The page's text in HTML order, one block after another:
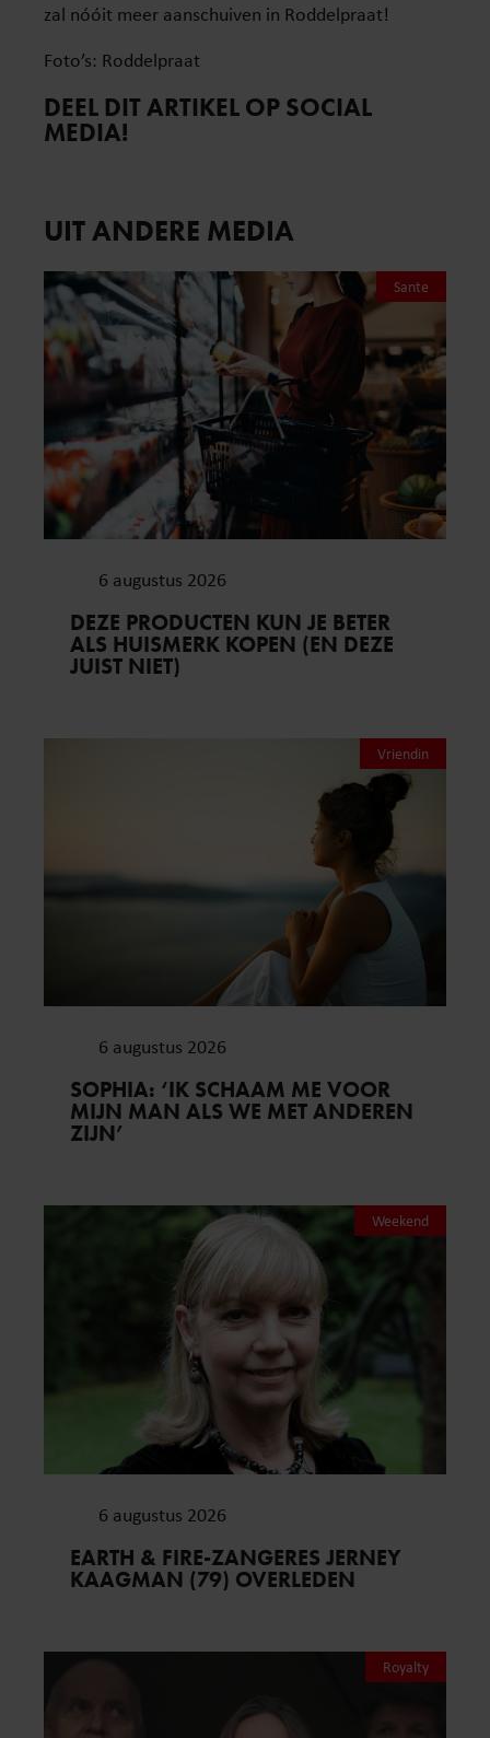
zal nóóit meer aanschuiven in Roddelpraat!
Foto’s: Roddelpraat
DEEL DIT ARTIKEL OP SOCIAL
MEDIA!
UIT ANDERE MEDIA
Sante
6 augustus 2026
DEZE PRODUCTEN KUN JE BETER
ALS HUISMERK KOPEN (EN DEZE
JUIST NIET)
Vriendin
6 augustus 2026
SOPHIA: ‘IK SCHAAM ME VOOR
MIJN MAN ALS WE MET ANDEREN
ZIJN’
Weekend
6 augustus 2026
EARTH & FIRE-ZANGERES JERNEY
KAAGMAN (79) OVERLEDEN
Royalty